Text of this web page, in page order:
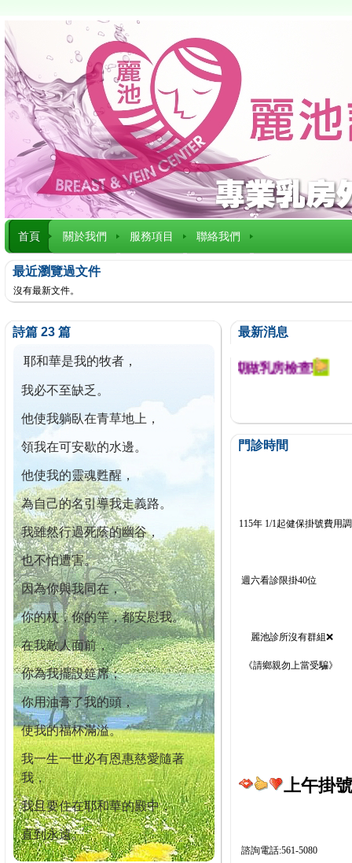
首頁 關於我們 服務項目 聯絡我們
最近瀏覽過文件
沒有最新文件。
詩篇 23 篇
耶和華是我的牧者，
我必不至缺乏。
他使我躺臥在青草地上，
領我在可安歇的水邊。
他使我的靈魂甦醒，
為自己的名引導我走義路。
我雖然行過死蔭的幽谷，
也不怕遭害。
因為你與我同在，
你的杖，你的竿，都安慰我。
在我敵人面前，
你為我擺設筵席；
你用油膏了我的頭，
使我的福杯滿溢。
我一生一世必有恩惠慈愛隨著
我，
我且要住在耶和華的殿中，
直到永遠。
最新消息
今已篩檢出1700位乳癌患者,提醒您定期做乳房檢查!
門診時間
115年 1/1起健保掛號費用
週六看診限掛40位
麗池診所沒有群組❌
《請鄉親勿上當受騙》
上午掛
諮詢電話:561-5080